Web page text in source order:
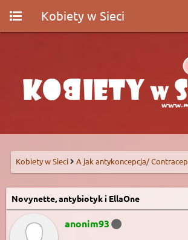
Kobiety w Sieci
Kobiety w Sieci A jak antykoncepcja/
Novynette, antybiotyk i EllaOne
anonim93